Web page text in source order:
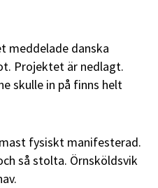
meddelade danska
Projektet är nedlagt.
skulle in på finns helt
fysiskt manifesterad.
så stolta. Örnsköldsvik